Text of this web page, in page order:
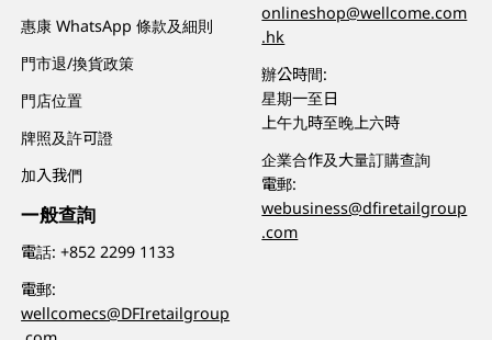
惠康 WhatsApp 條款及細則
門市退/換貨政策
門店位置
牌照及許可證
加入我們
一般查詢
電話:+852 2299 1133
電郵:
wellcomecs@DFIretailgroup
onlineshop@wellcome.com
.hk
辦公時間:
星期一至日
上午九時至晚上六時
企業合作及大量訂購查詢
電郵:
webusiness@dfiretailgroup
.com